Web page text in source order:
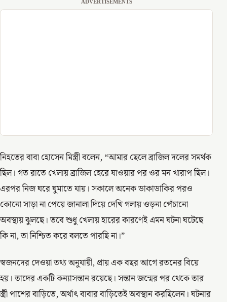
নিহতের বাবা হোসেন মিস্ত্রী বলেন, “আমার ছেলে ব্রাজিল দলের সমর্থক
ছিল। গত রাতে খেলায় ব্রাজিল হেরে যাওয়ার পর ওর মন খারাপ ছিল।
এরপর নিজ ঘরে ঘুমাতে যায়। সকালে অনেক ডাকাডাকির পরও
কোনো সাড়া না পেয়ে জানালা দিয়ে দেখি গলায় ওড়না পেঁচানো
অবস্থায় ঝুলছে। তবে শুধু খেলায় হারের কারণেই এমন ঘটনা ঘটেছে
কি না, তা নিশ্চিত করে বলতে পারছি না।”
স্বজনদের দেওয়া তথ্য অনুযায়ী, প্রায় এক বছর আগে রতনের বিয়ে
হয়। তাদের একটি কন্যাসন্তান রয়েছে। সন্তান জন্মের পর থেকে তার
স্ত্রী পাশের বাড়িতে, অর্থাৎ বাবার বাড়িতেই অবস্থান করছিলেন। ঘটনার